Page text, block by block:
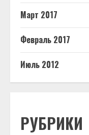
Март 2017
Февраль 2017
Июль 2012
РУБРИКИ